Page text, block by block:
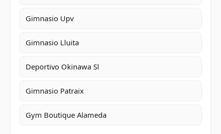
Gimnasio Upv
Gimnasio Lluita
Deportivo Okinawa Sl
Gimnasio Patraix
Gym Boutique Alameda